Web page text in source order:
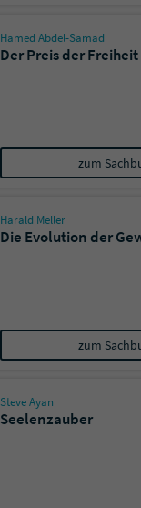
Hamed Abdel-Samad
Der Preis der Freiheit
zum
Harald Meller
Die Evolution der
zum
Steve Ayan
Seelenzauber